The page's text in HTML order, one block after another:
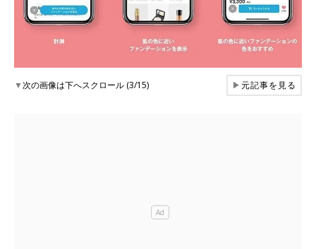
▼次の画像は下へスクロール (3/15) ▶元記事を見る